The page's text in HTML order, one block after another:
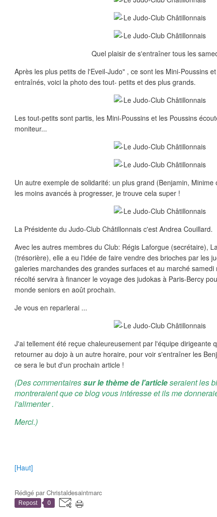
Quel plaisir de s'entraîner tous les
Après les plus petits de l'Eveil-Judo" , ce sont les Mini-Poussins
entraînés, voici la photo des tout- petits et des plus grands.
Les tout-petits sont partis, les Mini-Poussins et les Poussins
moniteur...
Un autre exemple de solidarité: un plus grand (Benjamin,
les moins avancés à progresser, je trouve cela super !
La Présidente du Judo-Club Châtillonnais c'est Andrea Couillard.
Avec les autres membres du Club: Régis Laforgue (secrétaire),
(trésorière), elle a eu l'idée de faire vendre des brioches par les
galeries marchandes des grandes surfaces et au marché
récolté servira à financer le voyage des judokas à Paris-Bercy
monde seniors en août prochain.
Je vous en reparlerai ...
J'ai tellement été reçue chaleureusement par l'équipe dirigeante
retourner au dojo à un autre horaire, pour voir s'entraîner les
ce sera le but d'un prochain article !
(Des commentairessur le thème de l'articleseraient les
montreraient que ce blog vous intéresse et ils me
l'alimenter .
Merci.)
[Haut]
Rédigé parChristaldesaintmarc
Repost 0